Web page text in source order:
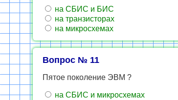
на СБИС и БИС
на транзисторах
на микросхемах
Вопрос № 11
Пятое поколение ЭВМ ?
на СБИС и микросхемах